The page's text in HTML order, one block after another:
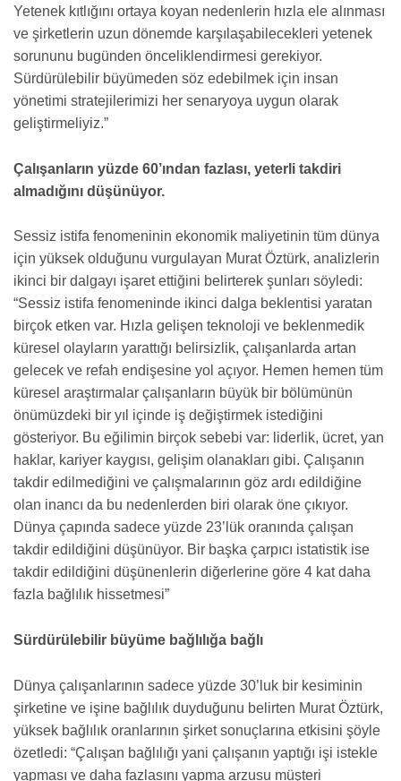
Yetenek kıtlığını ortaya koyan nedenlerin hızla ele alınması
ve şirketlerin uzun dönemde karşılaşabilecekleri yetenek
sorununu bugünden önceliklendirmesi gerekiyor.
Sürdürülebilir büyümeden söz edebilmek için insan
yönetimi stratejilerimizi her senaryoya uygun olarak
geliştirmeliyiz.”
Çalışanların yüzde 60’ından fazlası, yeterli takdiri
almadığını düşünüyor.
Sessiz istifa fenomeninin ekonomik maliyetinin tüm dünya
için yüksek olduğunu vurgulayan Murat Öztürk, analizlerin
ikinci bir dalgayı işaret ettiğini belirterek şunları söyledi:
“Sessiz istifa fenomeninde ikinci dalga beklentisi yaratan
birçok etken var. Hızla gelişen teknoloji ve beklenmedik
küresel olayların yarattığı belirsizlik, çalışanlarda artan
gelecek ve refah endişesine yol açıyor. Hemen hemen tüm
küresel araştırmalar çalışanların büyük bir bölümünün
önümüzdeki bir yıl içinde iş değiştirmek istediğini
gösteriyor. Bu eğilimin birçok sebebi var: liderlik, ücret, yan
haklar, kariyer kaygısı, gelişim olanakları gibi. Çalışanın
takdir edilmediğini ve çalışmalarının göz ardı edildiğine
olan inancı da bu nedenlerden biri olarak öne çıkıyor.
Dünya çapında sadece yüzde 23’lük oranında çalışan
takdir edildiğini düşünüyor. Bir başka çarpıcı istatistik ise
takdir edildiğini düşünenlerin diğerlerine göre 4 kat daha
fazla bağlılık hissetmesi”
Sürdürülebilir büyüme bağlılığa bağlı
Dünya çalışanlarının sadece yüzde 30’luk bir kesiminin
şirketine ve işine bağlılık duyduğunu belirten Murat Öztürk,
yüksek bağlılık oranlarının şirket sonuçlarına etkisini şöyle
özetledi: “Çalışan bağlılığı yani çalışanın yaptığı işi istekle
yapması ve daha fazlasını yapma arzusu müşteri